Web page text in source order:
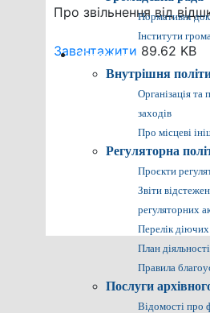
Нормативні
Інститути
Громадянам
Внутрішня
Організація та
заходів
Про місцеві
Регуляторна
Проєкти
Звіти
регуляторних
Перелік діючих
План діяльності
Правила
Послуги
Відомості про
Про звільнення від
Завантажити 89.62 KB